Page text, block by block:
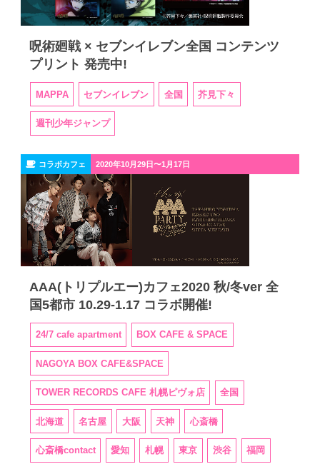
呪術廻戦 × セブンイレブン全国 コンテンツ
プリント 発売中!
MAPPA セブンイレブン 全国 芥見下々
週刊少年ジャンプ
コラボカフェ 2020年10月29日〜1月17日
AAA(トリプルエー)カフェ2020 秋/冬ver 全
国5都市 10.29-1.17 コラボ開催!
24/7 cafe apartment BOX CAFE & SPACE
NAGOYA BOX CAFE&SPACE
TOWER RECORDS CAFE 札幌ピヴォ店 全国
北海道 名古屋 大阪 天神 心斎橋
心斎橋contact 愛知 札幌 東京 渋谷 福岡